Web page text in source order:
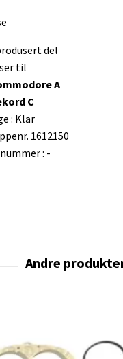
del
til
A
C
: Klar
1612150
: -